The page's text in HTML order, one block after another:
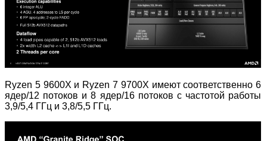
Ryzen 5 9600X и Ryzen 7 9700X имеют соответственно 6
ядер/12 потоков и 8 ядер/16 потоков с частотой работы
3,9/5,4 ГГц и 3,8/5,5 ГГц.